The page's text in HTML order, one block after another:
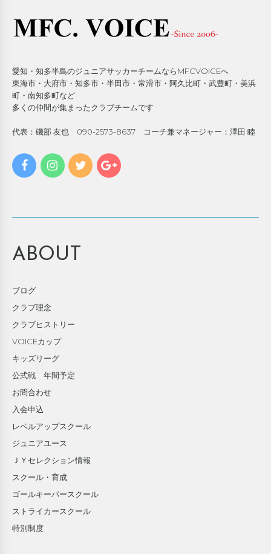
愛知・知多半島のジュニアサッカーチームならMFCVOICEへ
東海市・大府市・知多市・半田市・常滑市・阿久比町・武豊町・美浜
町・南知多町など
多くの仲間が集まったクラブチームです
代表：磯部 友也 090-2573-8637 コーチ兼マネージャー：澤田 睦
ABOUT
ブログ
クラブ理念
クラブヒストリー
VOICEカップ
キッズリーグ
公式戦 年間予定
お問合わせ
入会申込
レベルアップスクール
ジュニアユース
ＪＹセレクション情報
スクール・育成
ゴールキーパースクール
ストライカースクール
特別制度